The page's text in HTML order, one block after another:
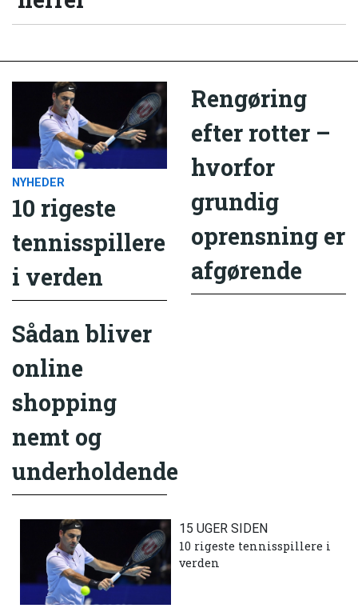
NYHEDER
10 rigeste
tennisspillere
i verden
Rengøring
efter rotter –
hvorfor
grundig
oprensning er
afgørende
Sådan bliver
online
shopping
nemt og
underholdende
15 UGER SIDEN
10 rigeste tennisspillere i
verden